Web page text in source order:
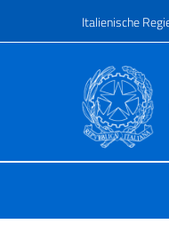
Italienische
Header-